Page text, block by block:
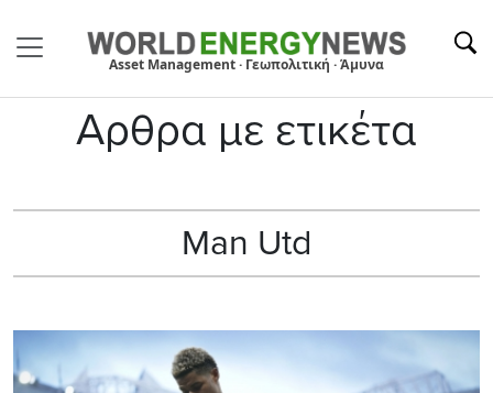
Asset Management · Γεωπολιτική · Άμυνα
Αρθρα με ετικέτα
Man Utd